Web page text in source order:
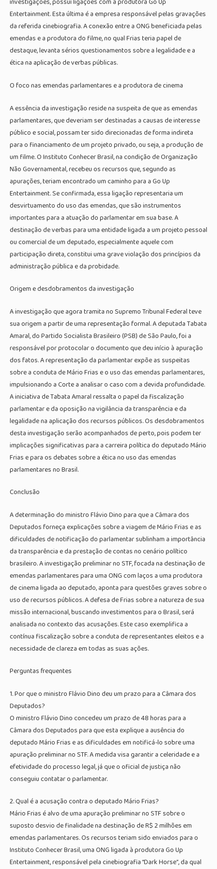
investigações, possui ligações com a produtora Go Up
Entertainment. Esta última é a empresa responsável pelas gravações
da referida cinebiografia. A conexão entre a ONG beneficiada pelas
emendas e a produtora do filme, no qual Frias teria papel de
destaque, levanta sérios questionamentos sobre a legalidade e a
ética na aplicação de verbas públicas.
O foco nas emendas parlamentares e a produtora de cinema
A essência da investigação reside na suspeita de que as emendas
parlamentares, que deveriam ser destinadas a causas de interesse
público e social, possam ter sido direcionadas de forma indireta
para o financiamento de um projeto privado, ou seja, a produção de
um filme. O Instituto Conhecer Brasil, na condição de Organização
Não Governamental, recebeu os recursos que, segundo as
apurações, teriam encontrado um caminho para a Go Up
Entertainment. Se confirmada, essa ligação representaria um
desvirtuamento do uso das emendas, que são instrumentos
importantes para a atuação do parlamentar em sua base. A
destinação de verbas para uma entidade ligada a um projeto pessoal
ou comercial de um deputado, especialmente aquele com
participação direta, constitui uma grave violação dos princípios da
administração pública e da probidade.
Origem e desdobramentos da investigação
A investigação que agora tramita no Supremo Tribunal Federal teve
sua origem a partir de uma representação formal. A deputada Tabata
Amaral, do Partido Socialista Brasileiro (PSB) de São Paulo, foi a
responsável por protocolar o documento que deu início à apuração
dos fatos. A representação da parlamentar expõe as suspeitas
sobre a conduta de Mário Frias e o uso das emendas parlamentares,
impulsionando a Corte a analisar o caso com a devida profundidade.
A iniciativa de Tabata Amaral ressalta o papel da fiscalização
parlamentar e da oposição na vigilância da transparência e da
legalidade na aplicação dos recursos públicos. Os desdobramentos
desta investigação serão acompanhados de perto, pois podem ter
implicações significativas para a carreira política do deputado Mário
Frias e para os debates sobre a ética no uso das emendas
parlamentares no Brasil.
Conclusão
A determinação do ministro Flávio Dino para que a Câmara dos
Deputados forneça explicações sobre a viagem de Mário Frias e as
dificuldades de notificação do parlamentar sublinham a importância
da transparência e da prestação de contas no cenário político
brasileiro. A investigação preliminar no STF, focada na destinação de
emendas parlamentares para uma ONG com laços a uma produtora
de cinema ligada ao deputado, aponta para questões graves sobre o
uso de recursos públicos. A defesa de Frias sobre a natureza de sua
missão internacional, buscando investimentos para o Brasil, será
analisada no contexto das acusações. Este caso exemplifica a
contínua fiscalização sobre a conduta de representantes eleitos e a
necessidade de clareza em todas as suas ações.
Perguntas frequentes
1. Por que o ministro Flávio Dino deu um prazo para a Câmara dos
Deputados?
O ministro Flávio Dino concedeu um prazo de 48 horas para a
Câmara dos Deputados para que esta explique a ausência do
deputado Mário Frias e as dificuldades em notificá-lo sobre uma
apuração preliminar no STF. A medida visa garantir a celeridade e a
efetividade do processo legal, já que o oficial de justiça não
conseguiu contatar o parlamentar.
2. Qual é a acusação contra o deputado Mário Frias?
Mário Frias é alvo de uma apuração preliminar no STF sobre o
suposto desvio de finalidade na destinação de R$ 2 milhões em
emendas parlamentares. Os recursos teriam sido enviados para o
Instituto Conhecer Brasil, uma ONG ligada à produtora Go Up
Entertainment, responsável pela cinebiografia “Dark Horse”, da qual